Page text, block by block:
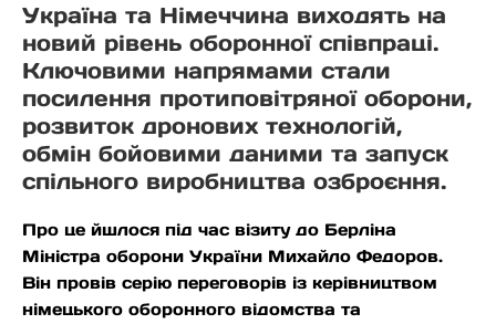
Україна та Німеччина виходять на
новий рівень оборонної співпраці.
Ключовими напрямами стали
посилення протиповітряної оборони,
розвиток дронових технологій,
обмін бойовими даними та запуск
спільного виробництва озброєння.
Про це йшлося під час візиту до Берліна
Міністра оборони України Михайло Федоров.
Він провів серію переговорів із керівництвом
німецького оборонного відомства та